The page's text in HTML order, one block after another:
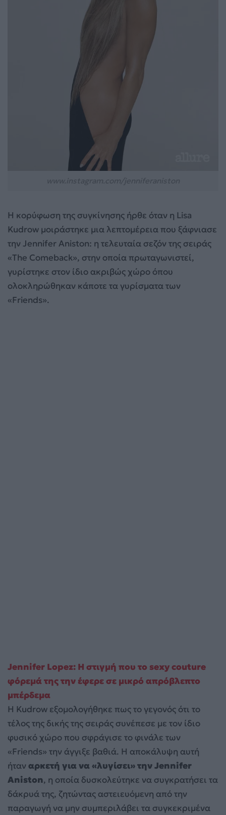
Η κορύφωση της συγκίνησης ήρθε όταν η Lisa
Kudrow μοιράστηκε μια λεπτομέρεια που ξάφνιασε
την Jennifer Aniston: η τελευταία σεζόν της σειράς
«The Comeback», στην οποία πρωταγωνιστεί,
γυρίστηκε στον ίδιο ακριβώς χώρο όπου
ολοκληρώθηκαν κάποτε τα γυρίσματα των
«Friends».
Jennifer Lopez: Η στιγμή που το sexy couture
φόρεμά της την έφερε σε μικρό απρόβλεπτο
μπέρδεμα
Η Kudrow εξομολογήθηκε πως το γεγονός ότι το
τέλος της δικής της σειράς συνέπεσε με τον ίδιο
φυσικό χώρο που σφράγισε το φινάλε των
«Friends» την άγγιξε βαθιά. Η αποκάλυψη αυτή
ήταναρκετή για να «λυγίσει» την Jennifer
Aniston, η οποία δυσκολεύτηκε να συγκρατήσει τα
δάκρυά της, ζητώντας αστειευόμενη από την
παραγωγή να μην συμπεριλάβει τα συγκεκριμένα